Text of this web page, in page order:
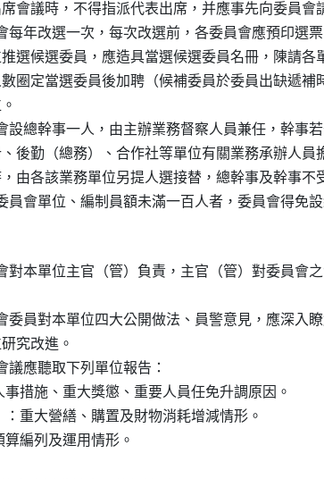
出席會議時，不得指派代表出席，并應事先向委員會
會每年改選一次，每次改選前，各委員會應預印選
位推選候選委員，應造具當選候選委員名冊，陳請各
人數圈定當選委員後加聘（候補委員於委員出缺遞
會設總幹事一人，由主辦業務督察人員兼任，幹事
計、後勤（總務）、合作社等單位有關業務承辦人
時，由各該業務單位另提人選接替，總幹事及幹事不
員會單位、編制員額未滿一百人者，委員會得免
會對本單位主官（管）負責，主官（管）對委員會
會委員對本單位四大公開做法、員警意見，應深入
研究改進。
議應聽取下列單位報告：
人事措施、重大獎懲、重要人員任免升調原因。
）：重大營繕、購置及財物消耗增減情形。
算編列及運用情形。